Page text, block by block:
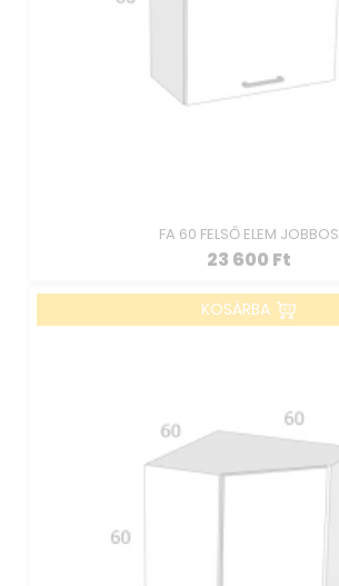
FA 60 FELSŐ ELEM JOBBOS
23 600 Ft
KOSÁRBA